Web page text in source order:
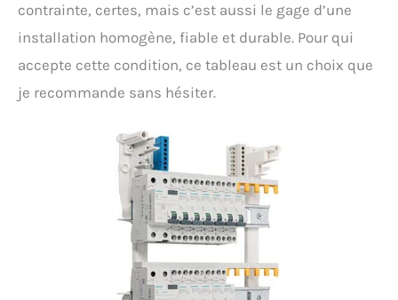
contrainte, certes, mais c’est aussi le gage d’une
installation homogène, fiable et durable. Pour qui
accepte cette condition, ce tableau est un choix que
je recommande sans hésiter.